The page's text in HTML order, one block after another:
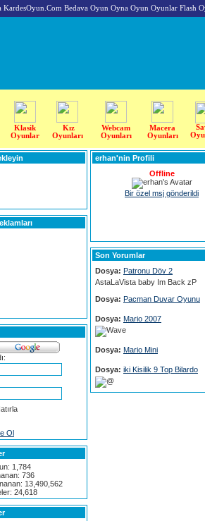
KardesOyun.Com Bedava Oyun Oyna Oyun Oyunlar Flash
Klasik
Oyunlar
Kız
Oyunları
Webcam
Oyunları
Macera
Oyunları
Ol
1,784
736
13,490,562
24,618
erhan'nin Profili
Offline
Bir özel msj gönderildi
Son Yorumlar
Dosya: Patronu Döv 2
AstaLaVista baby Im Back zP
Dosya: Pacman Duvar Oyunu
Dosya: Mario 2007
Dosya: Mario Mini
Dosya: iki Kisilik 9 Top Bilardo